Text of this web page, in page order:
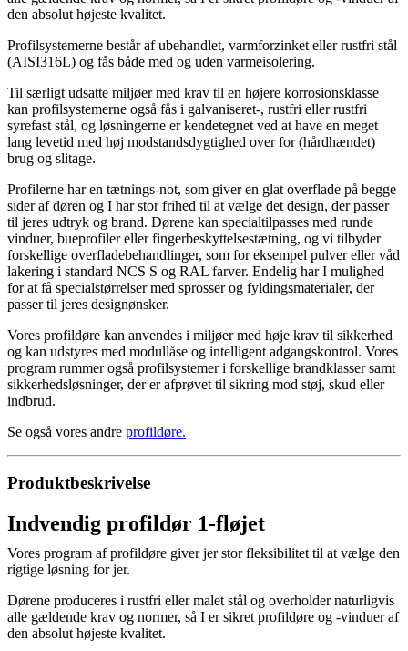
den absolut højeste kvalitet.
Profilsystemerne består af ubehandlet, varmforzinket eller rustfri stål
(AISI316L) og fås både med og uden varmeisolering.
Til særligt udsatte miljøer med krav til en højere korrosionsklasse
kan profilsystemerne også fås i galvaniseret-, rustfri eller rustfri
syrefast stål, og løsningerne er kendetegnet ved at have en meget
lang levetid med høj modstandsdygtighed over for (hårdhændet)
brug og slitage.
Profilerne har en tætnings-not, som giver en glat overflade på begge
sider af døren og I har stor frihed til at vælge det design, der passer
til jeres udtryk og brand. Dørene kan specialtilpasses med runde
vinduer, bueprofiler eller fingerbeskyttelsestætning, og vi tilbyder
forskellige overfladebehandlinger, som for eksempel pulver­ eller våd
lakering i standard NCS S­ og RAL farver. Endelig har I mulighed
for at få specialstørrelser med sprosser og fyldingsmaterialer, der
passer til jeres designønsker.
Vores profildøre kan anvendes i miljøer med høje krav til sikkerhed
og kan udstyres med modullåse og intelligent adgangskontrol. Vores
program rummer også profilsystemer i forskellige brandklasser samt
sikkerhedsløsninger, der er afprøvet til sikring mod støj, skud eller
indbrud.
Se også vores andre profildøre.
Produktbeskrivelse
Indvendig profildør 1-fløjet
Vores program af profildøre giver jer stor fleksibilitet til at vælge den
rigtige løsning for jer.
Dørene produceres i rustfri eller malet stål og overholder naturligvis
alle gældende krav og normer, så I er sikret profildøre og -vinduer af
den absolut højeste kvalitet.